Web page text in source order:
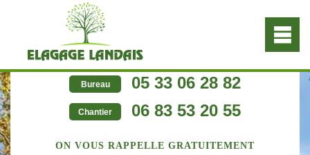
Bureau 05 33 06 28 82
Chantier 06 83 53 20 55
ON VOUS RAPPELLE GRATUITEMENT